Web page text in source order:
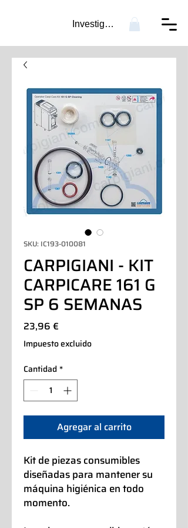
Investigación...
SKU: IC193-010081
CARPIGIANI - KIT
CARPICARE 161 G
SP 6 SEMANAS
23,96 €
Impuesto excluido
Cantidad*
Agregar al carrito
Kit de piezas consumibles
diseñadas para mantener su
máquina higiénica en todo
momento.